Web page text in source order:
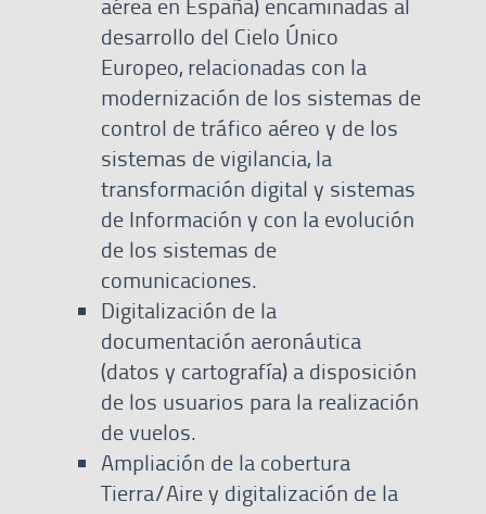
desarrollo del Cielo Único
Europeo, relacionadas con la
modernización de los sistemas de
control de tráfico aéreo y de los
sistemas de vigilancia, la
transformación digital y sistemas
de Información y con la evolución
de los sistemas de
comunicaciones.
Digitalización de la
documentación aeronáutica
(datos y cartografía) a disposición
de los usuarios para la realización
de vuelos.
Ampliación de la cobertura
Tierra/Aire y digitalización de la